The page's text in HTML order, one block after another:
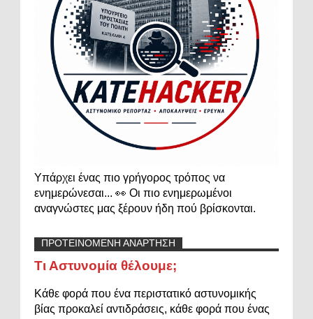
Υπάρχει ένας πιο γρήγορος τρόπος να
ενημερώνεσαι... 👀 Οι πιο ενημερωμένοι
αναγνώστες μας ξέρουν ήδη πού βρίσκονται.
ΠΡΟΤΕΙΝΟΜΕΝΗ ΑΝΑΡΤΗΣΗ
Τι Αστυνομία θέλουμε;
Κάθε φορά που ένα περιστατικό αστυνομικής
βίας προκαλεί αντιδράσεις, κάθε φορά που ένας